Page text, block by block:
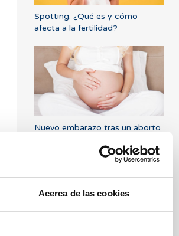
Acerca de las cookies
Spotting: ¿Qué es y cómo
afecta a la fertilidad?
Nuevo embarazo tras un aborto